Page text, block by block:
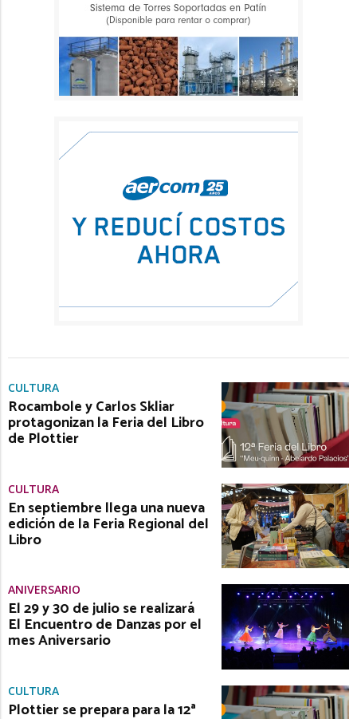
CULTURA
Rocambole y Carlos Skliar
protagonizan la Feria del Libro
de Plottier
CULTURA
En septiembre llega una nueva
edición de la Feria Regional del
Libro
ANIVERSARIO
El 29 y 30 de julio se realizará
El Encuentro de Danzas por el
mes Aniversario
CULTURA
Plottier se prepara para la 12ª